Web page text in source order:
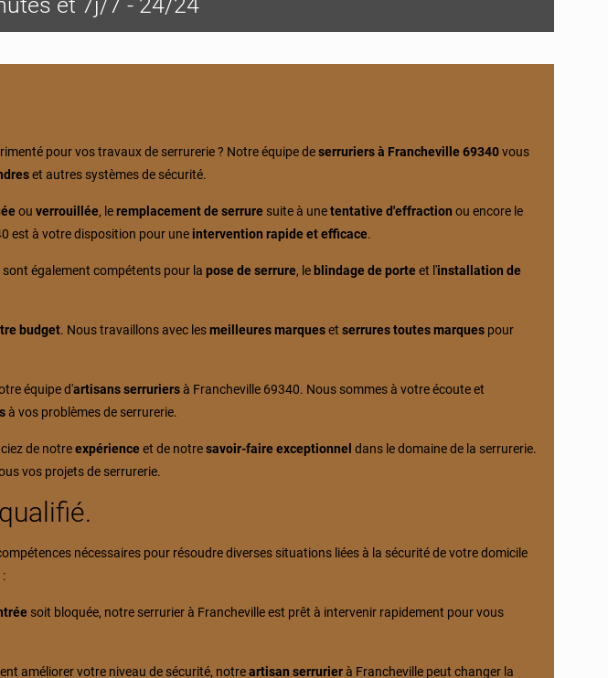
pour vos travaux de serrurerie ? Notre équipe deserruriers à Francheville 69340vous
et autres systèmes de sécurité.
ouverrouillée, leremplacement de serrure suite à unetentative d'effraction ou encore le
est à votre disposition pour une intervention rapide et efficace.
sont également compétents pour lapose de serrure, le blindage de porteet l'installation de
budget. Nous travaillons avec lesmeilleures marquesetserrures toutes marques pour
équipe d'artisans serruriersà Francheville 69340. Nous sommes à votre écoute et
à vos problèmes de serrurerie.
de notreexpérienceet de notresavoir-faire exceptionnel dans le domaine de la serrurerie.
vos projets de serrurerie.
nécessaires pour résoudre diverses situations liées à la sécurité de votre domicile
soit bloquée, notre serrurier à Francheville est prêt à intervenir rapidement pour vous
améliorer votre niveau de sécurité, notreartisan serrurierà Francheville peut changer la